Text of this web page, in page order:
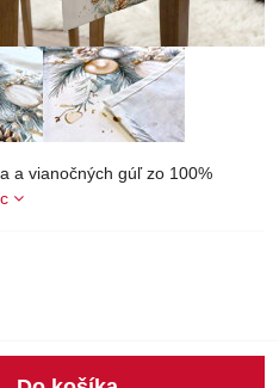
a vianočných gúľ zo 100%